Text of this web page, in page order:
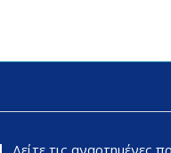
Δείτε τις αναρτημένες